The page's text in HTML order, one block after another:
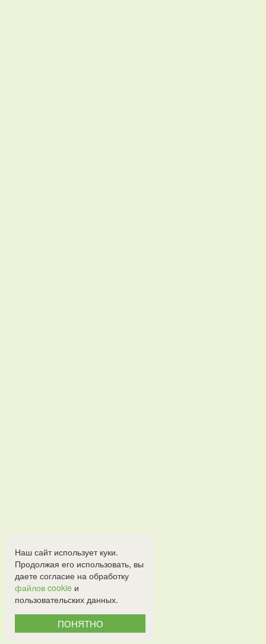
Наш сайт использует куки.
Продолжая его использовать, вы
даете согласие на обработку
файлов cookie и
пользовательских данных.
ПОНЯТНО